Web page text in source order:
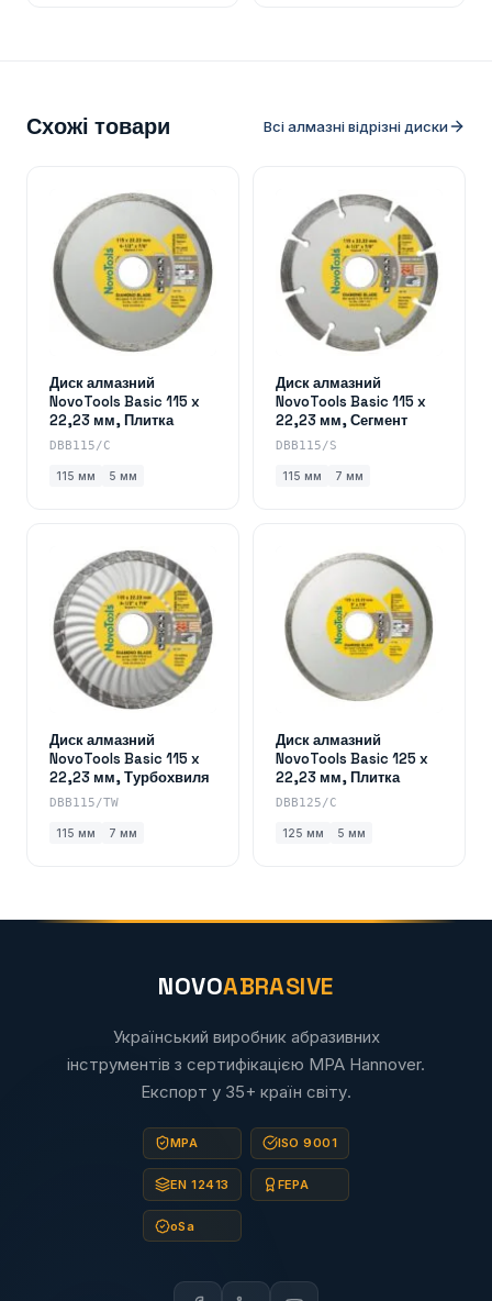
Схожі товари Всі алмазні відрізні диски
Диск алмазний
NovoTools Basic 115 x
22,23 мм, Плитка
DBB115/C
115 мм 5 мм
Диск алмазний
NovoTools Basic 115 x
22,23 мм, Сегмент
DBB115/S
115 мм 7 мм
Диск алмазний
NovoTools Basic 115 x
22,23 мм, Турбохвиля
DBB115/TW
115 мм 7 мм
Диск алмазний
NovoTools Basic 125 x
22,23 мм, Плитка
DBB125/C
125 мм 5 мм
NOVOABRASIVE
Український виробник абразивних
інструментів з сертифікацією MPA Hannover.
Експорт у 35+ країн світу.
MPA ISO 9001
EN 12413 FEPA
oSa